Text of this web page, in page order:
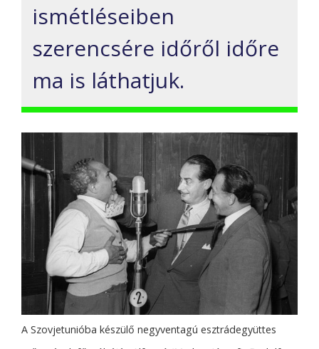
ismétléseiben
szerencsére időről időre
ma is láthatjuk.
A Szovjetunióba készülő negyventagú esztrádegyüttes